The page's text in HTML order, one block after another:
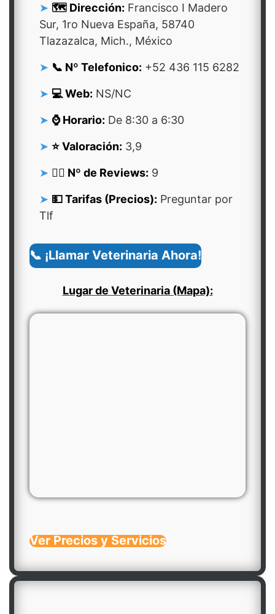
🗺️ Dirección: Francisco I Madero
Sur, 1ro Nueva España, 58740
Tlazazalca, Mich., México
📞 Nº Telefonico: +52 436 115 6282
💻 Web: NS/NC
⌚ Horario: De 8:30 a 6:30
⭐ Valoración: 3,9
👍🏻 Nº de Reviews: 9
💵 Tarifas (Precios): Preguntar por
Tlf
📞 ¡Llamar Veterinaria Ahora!
Lugar de Veterinaria (Mapa):
Ver Precios y Servicios